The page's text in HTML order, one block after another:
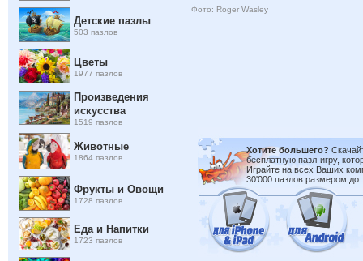
Детские пазлы
503 пазлов
Цветы
1977 пазлов
Произведения
искусства
1519 пазлов
Животные
1864 пазлов
Фрукты и Овощи
1728 пазлов
Еда и Напитки
1723 пазлов
Фото: Roger Wasley
Хотите большего?
бесплатную пазл-игру,
Играйте на всех Ваших
30'000 пазлов размером до